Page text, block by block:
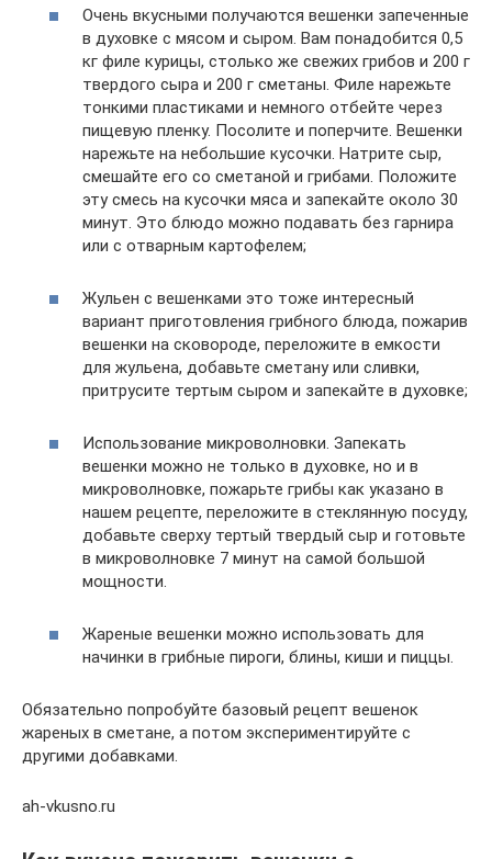
Очень вкусными получаются вешенки запеченные
в духовке с мясом и сыром. Вам понадобится 0,5
кг филе курицы, столько же свежих грибов и 200 г
твердого сыра и 200 г сметаны. Филе нарежьте
тонкими пластиками и немного отбейте через
пищевую пленку. Посолите и поперчите. Вешенки
нарежьте на небольшие кусочки. Натрите сыр,
смешайте его со сметаной и грибами. Положите
эту смесь на кусочки мяса и запекайте около 30
минут. Это блюдо можно подавать без гарнира
или с отварным картофелем;
Жульен с вешенками это тоже интересный
вариант приготовления грибного блюда, пожарив
вешенки на сковороде, переложите в емкости
для жульена, добавьте сметану или сливки,
притрусите тертым сыром и запекайте в духовке;
Использование микроволновки. Запекать
вешенки можно не только в духовке, но и в
микроволновке, пожарьте грибы как указано в
нашем рецепте, переложите в стеклянную посуду,
добавьте сверху тертый твердый сыр и готовьте
в микроволновке 7 минут на самой большой
мощности.
Жареные вешенки можно использовать для
начинки в грибные пироги, блины, киши и пиццы.
Обязательно попробуйте базовый рецепт вешенок
жареных в сметане, а потом экспериментируйте с
другими добавками.
ah-vkusno.ru